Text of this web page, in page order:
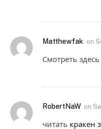
Matthewfak on
Смотреть здесь
RobertNaW on
читать кракен